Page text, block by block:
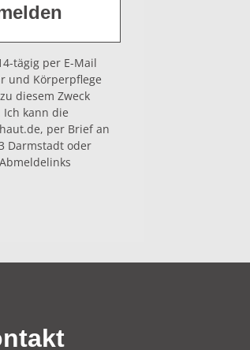
tägig per E-Mail
und Körperpflege
diesem Zweck
kann die
per Brief an
Darmstadt oder